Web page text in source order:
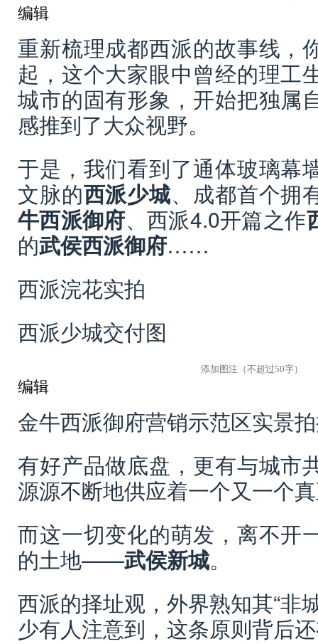
编辑
重新梳理成都西派的故事线，
起，这个大家眼中曾经的理工
城市的固有形象，开始把独属
感推到了大众视野。
于是，我们看到了通体玻璃幕
文脉的西派少城、成都首个拥
牛西派御府、西派4.0开篇之作
的武侯西派御府……
西派浣花实拍
西派少城交付图
编辑
金牛西派御府营销示范区实景
有好产品做底盘，更有与城市
源源不断地供应着一个又一个
而这一切变化的萌发，离不开
的土地——武侯新城。
西派的择址观，外界熟知其“非
少有人注意到，这条原则背后